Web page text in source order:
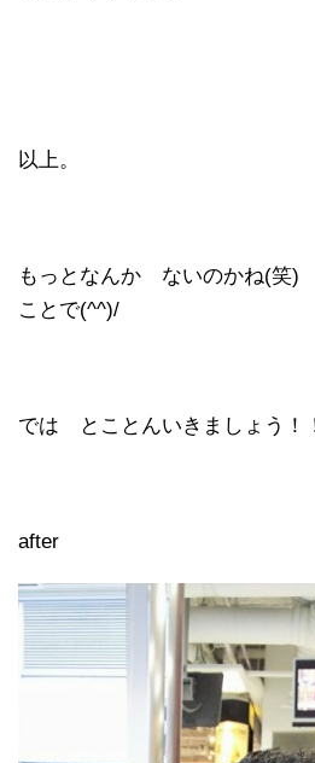
以上。
もっとなんか ないのかね(笑)
ことで(^^)/
では とことんいきましょう！
after